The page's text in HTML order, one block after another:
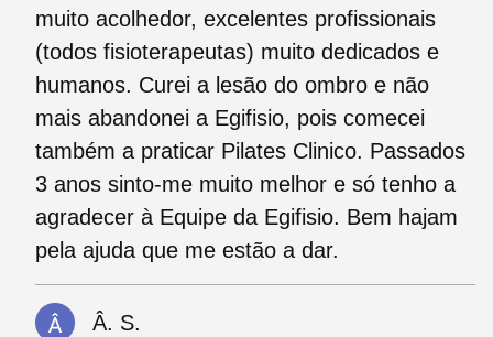
muito acolhedor, excelentes profissionais
(todos fisioterapeutas) muito dedicados e
humanos. Curei a lesão do ombro e não
mais abandonei a Egifisio, pois comecei
também a praticar Pilates Clinico. Passados
3 anos sinto-me muito melhor e só tenho a
agradecer à Equipe da Egifisio. Bem hajam
pela ajuda que me estão a dar.
Â. S.